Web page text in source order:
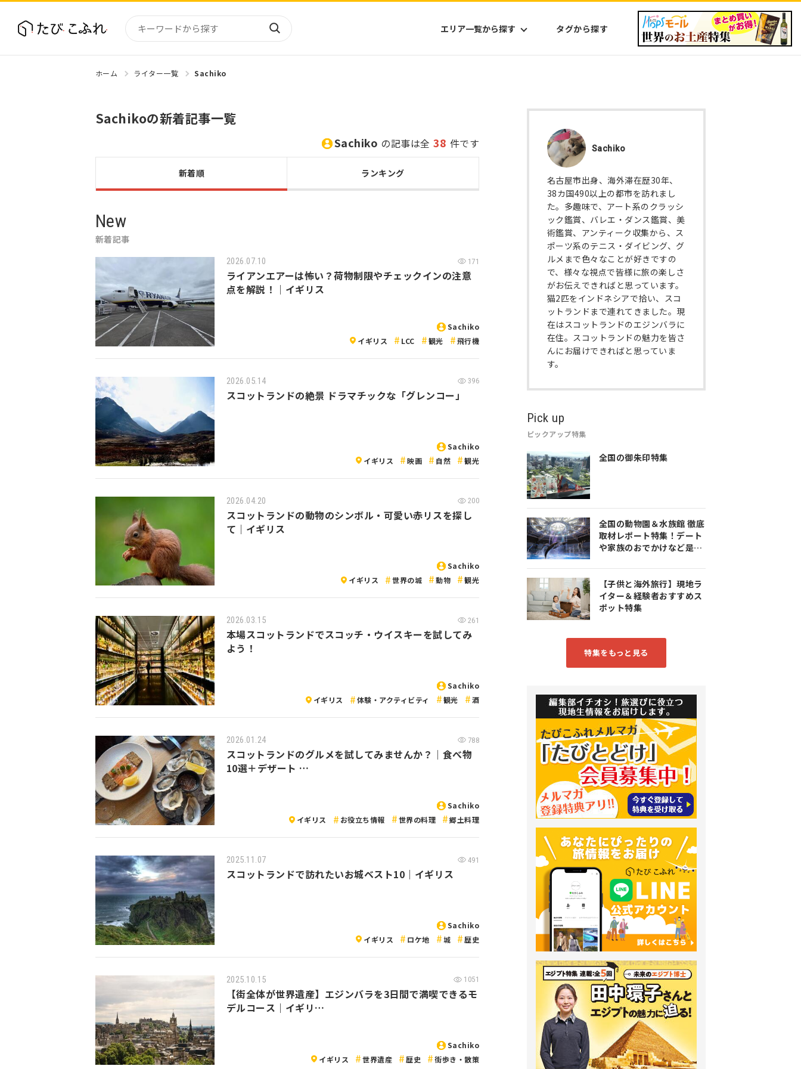
エリア一覧から探す タグから探す
東北
北米
中近東
ミクロネシア
ホーム ライター一覧 Sachiko
Sachikoの新着記事一覧
Sachiko の記事は全 38 件です
新着順 ランキング
New
新着記事
2026.07.10 171
ライアンエアーは怖い？荷物制限やチェックインの注意
点を解説！｜イギリス
Sachiko
イギリス
LCC 観光 飛行機
2026.05.14 396
スコットランドの絶景 ドラマチックな「グレンコー」
Sachiko
イギリス
映画 自然 観光
2026.04.20 200
スコットランドの動物のシンボル・可愛い赤リスを探し
て｜イギリス
Sachiko
イギリス
世界の城 動物 観光
2026.03.15 261
本場スコットランドでスコッチ・ウイスキーを試してみ
よう！
Sachiko
イギリス
体験・アクティビティ 観光 酒
2026.01.24 788
スコットランドのグルメを試してみませんか？｜食べ物
10選＋デザート …
Sachiko
イギリス
お役立ち情報 世界の料理 郷土料理
2025.11.07 491
スコットランドで訪れたいお城ベスト10｜イギリス
Sachiko
イギリス
ロケ地 城 歴史
2025.10.15 1051
【街全体が世界遺産】エジンバラを3日間で満喫できるモ
デルコース｜イギリ…
Sachiko
イギリス
世界遺産 歴史 街歩き・散策
Sachiko
名古屋市出身、海外滞在歴30年、
38カ国490以上の都市を訪れまし
た。多趣味で、アート系のクラッシ
ック鑑賞、バレエ・ダンス鑑賞、美
術鑑賞、アンティーク収集から、ス
ポーツ系のテニス・ダイビング、グ
ルメまで色々なことが好きですの
で、様々な視点で皆様に旅の楽しさ
がお伝えできればと思っています。
猫2匹をインドネシアで拾い、スコ
ットランドまで連れてきました。現
在はスコットランドのエジンバラに
在住。スコットランドの魅力を皆さ
んにお届けできればと思っていま
す。
Pick up
ピックアップ特集
全国の御朱印特集
全国の動物園＆水族館 徹底
取材レポート特集！デート
や家族のおでかけなど是非
【子供と海外旅行】現地ラ
イター＆経験者おすすめス
ポット特集
特集をもっと見る